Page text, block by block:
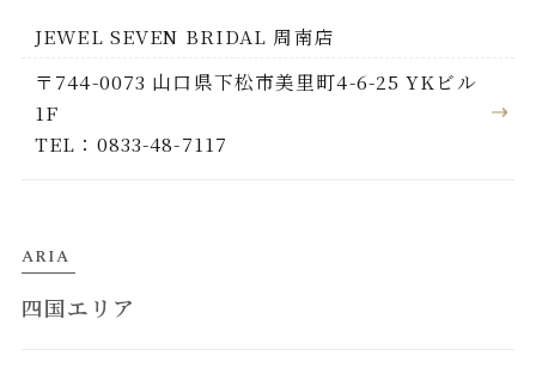
JEWEL SEVEN BRIDAL 周南店
〒744-0073 山口県下松市美里町4-6-25 YKビル
1F
TEL：0833-48-7117
ARIA
四国エリア